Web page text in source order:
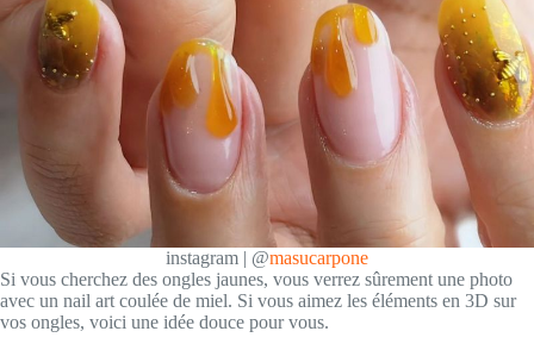
instagram | @masucarpone
Si vous cherchez des ongles jaunes, vous verrez sûrement une photo
avec un nail art coulée de miel. Si vous aimez les éléments en 3D sur
vos ongles, voici une idée douce pour vous.